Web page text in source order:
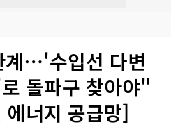
계⋯'수입선 다변
돌파구 찾아야"
너지 공급망]